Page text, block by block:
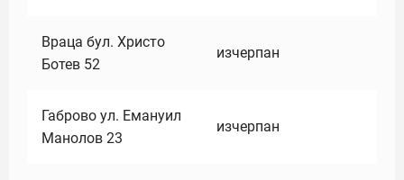
Враца бул. Христо
Ботев 52
изчерпан
Габрово ул. Емануил
Манолов 23
изчерпан